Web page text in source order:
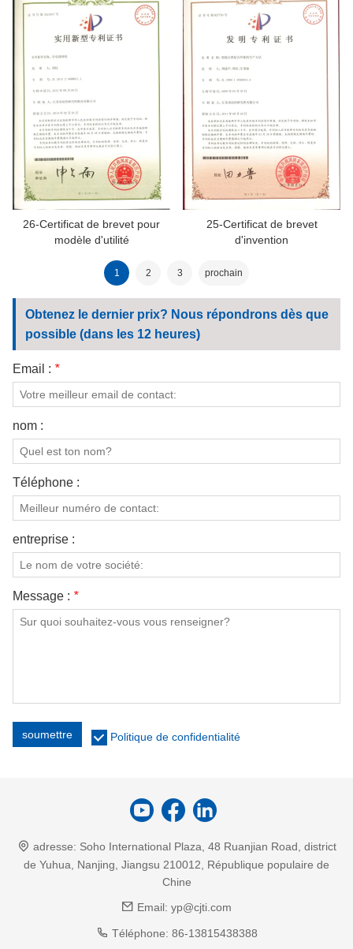
26-Certificat de brevet pour
modèle d'utilité
25-Certificat de brevet
d'invention
1 2 3 prochain
Obtenez le dernier prix? Nous répondrons dès que
possible (dans les 12 heures)
Email : *
nom :
Téléphone :
entreprise :
Message : *
soumettre Politique de confidentialité
adresse: Soho International Plaza, 48 Ruanjian Road, district
de Yuhua, Nanjing, Jiangsu 210012, République populaire de
Chine
Email: yp@cjti.com
Téléphone: 86-13815438388